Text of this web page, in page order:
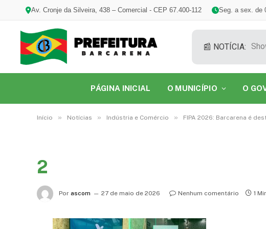
Av. Cronje da Silveira, 438 – Comercial - CEP 67.400-112 Seg. a sex. de
📰 NOTÍCIA:
PÁGINA INICIAL O MUNICÍPIO O
Início » Notícias » Indústria e Comércio » FIPA 2026: Barcarena é
2
Por ascom 27 de maio de 2026 Nenhum comentário 1